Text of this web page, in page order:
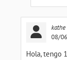
kathe
08/
Hola, tengo